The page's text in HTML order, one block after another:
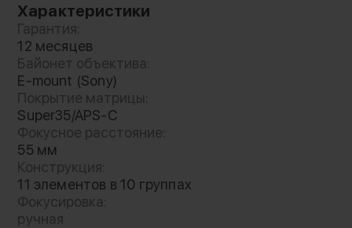
фоллоу фокус! Облегченная конструкция из
прочного алюминия весит около 500г, что
отлично подходит для съёмки с рук. Кольцо
регулировки имеет угол поворота в 270° и
уже оснащено зубчатым кольцом для
привода
Характеристики
Гарантия:
12 месяцев
Байонет объектива:
E-mount (Sony)
Покрытие матрицы:
Super35/APS-C
Фокусное расстояние:
55 мм
Конструкция:
11 элементов в 10 группах
Фокусировка:
ручная